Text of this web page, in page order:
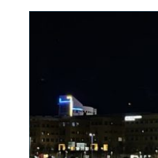
man ska agera, utan
hu...